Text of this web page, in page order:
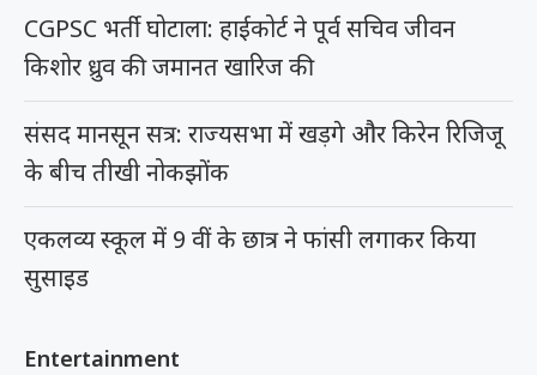
CGPSC भर्ती घोटाला: हाईकोर्ट ने पूर्व सचिव जीवन
किशोर ध्रुव की जमानत खारिज की
संसद मानसून सत्र: राज्यसभा में खड़गे और किरेन रिजिजू
के बीच तीखी नोकझोंक
एकलव्य स्कूल में 9 वीं के छात्र ने फांसी लगाकर किया
सुसाइड
Entertainment